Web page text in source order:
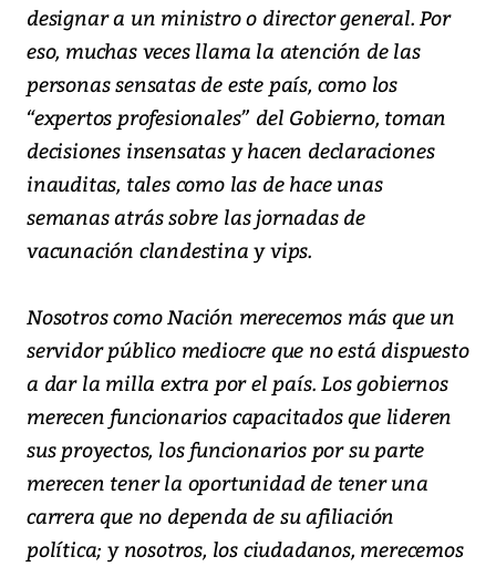
designar a un ministro o director general. Por
eso, muchas veces llama la atención de las
personas sensatas de este país, como los
“expertos profesionales” del Gobierno, toman
decisiones insensatas y hacen declaraciones
inauditas, tales como las de hace unas
semanas atrás sobre las jornadas de
vacunación clandestina y vips.
Nosotros como Nación merecemos más que un
servidor público mediocre que no está dispuesto
a dar la milla extra por el país. Los gobiernos
merecen funcionarios capacitados que lideren
sus proyectos, los funcionarios por su parte
merecen tener la oportunidad de tener una
carrera que no dependa de su afiliación
política; y nosotros, los ciudadanos, merecemos